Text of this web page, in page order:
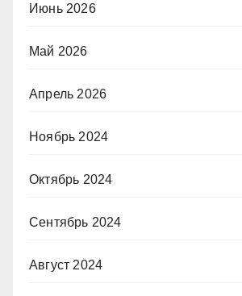
Июнь 2026
Май 2026
Апрель 2026
Ноябрь 2024
Октябрь 2024
Сентябрь 2024
Август 2024